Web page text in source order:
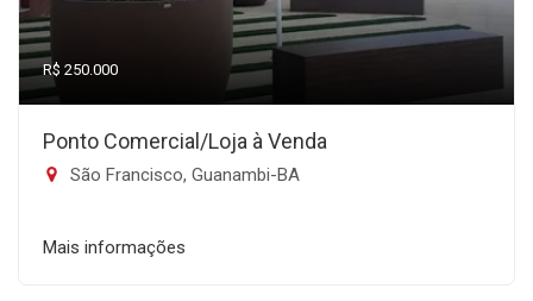
R$ 250.000
Ponto Comercial/Loja à Venda
São Francisco, Guanambi-BA
Mais informações